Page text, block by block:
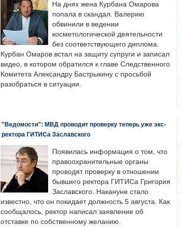
На днях жена Курбана Омарова
попала в скандал. Валерию
обвинили в ведении
косметологической деятельности
без соответствующего диплома.
Курбан Омаров встал на защиту супруги и записал
видео, в котором обратился к главе Следственного
Комитета Александру Бастрыкину с просьбой
разобраться в ситуации.
"Ведомости": МВД проводит проверку теперь уже экс-
ректора ГИТИСа Заславского
Появилась информация о том, что
правоохранительные органы
проводят проверку в отношении
бывшего ректора ГИТИСа Григория
Заславского. Накануне стало
известно, что он покидает должность 5 августа. Как
сообщалось, ректор написал заявление об
отставке по собственному желанию.